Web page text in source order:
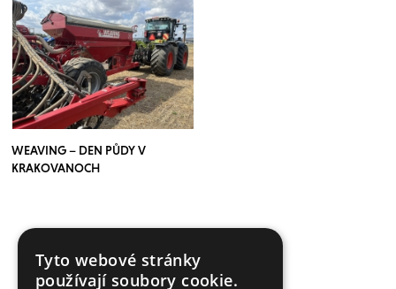
WEAVING – DEN PŮDY V
KRAKOVANOCH
VÍCE ČLÁNKŮ ZDE
Tyto webové stránky
používají soubory cookie.